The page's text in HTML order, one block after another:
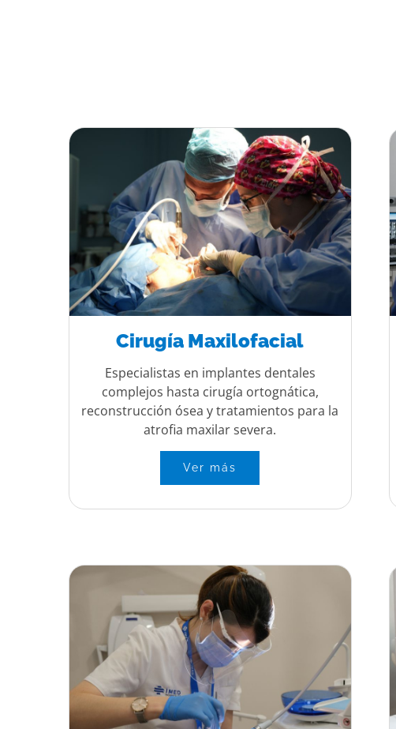
Cirugía Maxilofacial
Especialistas en implantes dentales
complejos hasta cirugía ortognática,
reconstrucción ósea y tratamientos para la
atrofia maxilar severa.
Ver más